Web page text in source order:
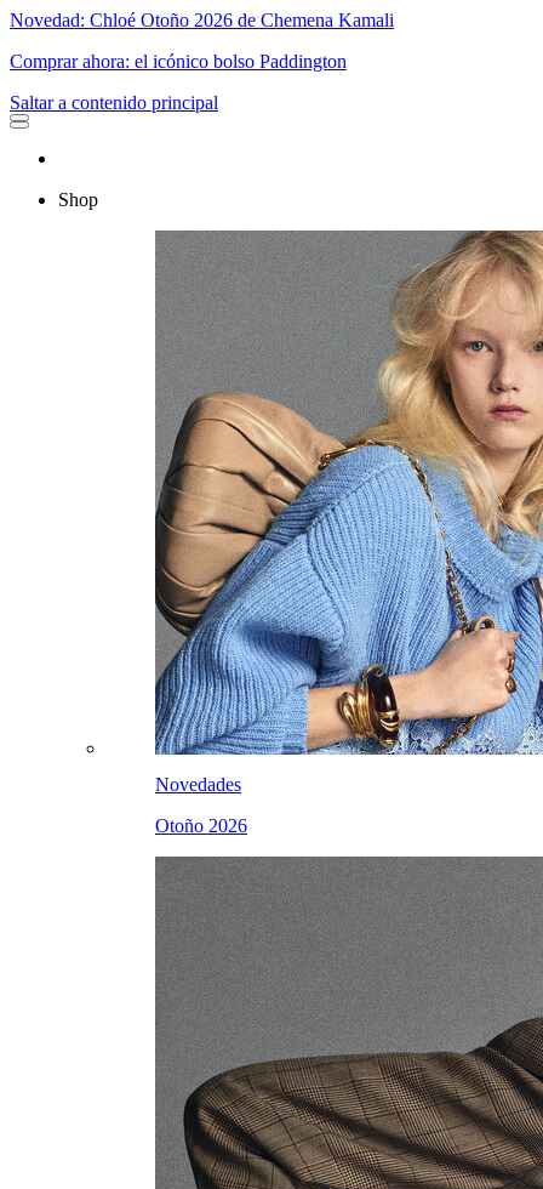
Novedad: Chloé Otoño 2026 de Chemena Kamali
Comprar ahora: el icónico bolso Paddington
Saltar a contenido principal
Shop
Novedades
Otoño 2026